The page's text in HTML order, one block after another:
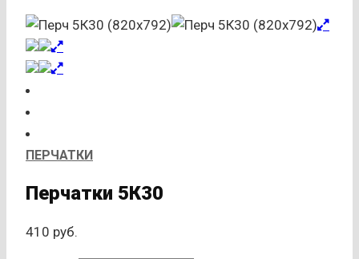
ПЕРЧАТКИ
Перчатки 5К30
410 руб.